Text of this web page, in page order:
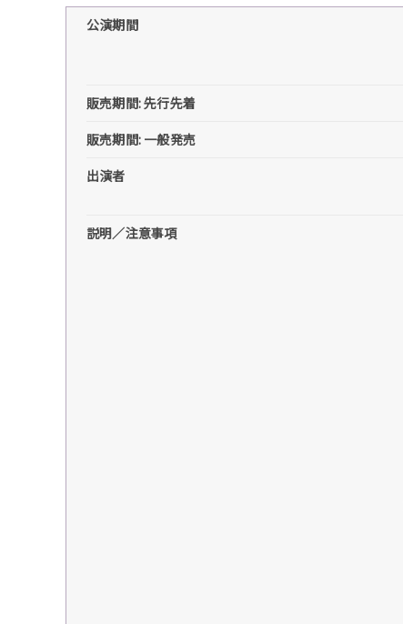
公演期間
販売期間: 先行先着
販売期間: 一般発売
出演者
説明／注意事項